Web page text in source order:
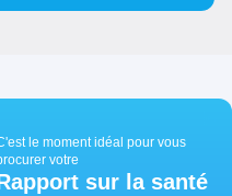
le moment idéal pour vous
votre
sur la santé